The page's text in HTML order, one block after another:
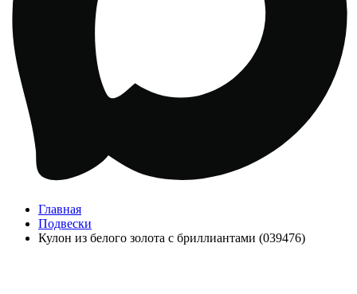
Главная
Подвески
Кулон из белого золота с бриллиантами (039476)